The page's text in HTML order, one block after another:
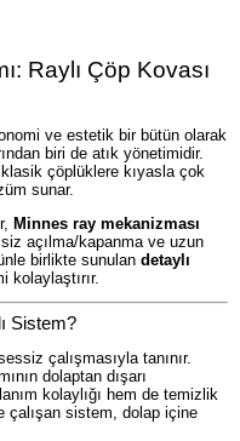
Raylı Çöp Kovası
ve estetik bir bütün olarak
biri de atık yönetimidir.
, klasik çöplüklere kıyasla çok
sunar.
Minnes ray mekanizması
açılma/kapanma ve uzun
birlikte sunulan detaylı
kolaylaştırır.
Sistem?
çalışmasıyla tanınır.
dolaptan dışarı
kolaylığı hem de temizlik
çalışan sistem, dolap içine